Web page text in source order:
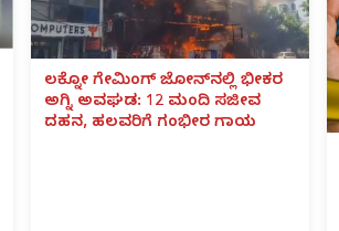
ಲಕ್ನೋ ಗೇಮಿಂಗ್ ಜೋನ್‌ನಲ್ಲಿ ಭೀಕರ
ಅಗ್ನಿ ಅವಘಡ: 12 ಮಂದಿ ಸಜೀವ
ದಹನ, ಹಲವರಿಗೆ ಗಂಭೀರ ಗಾಯ